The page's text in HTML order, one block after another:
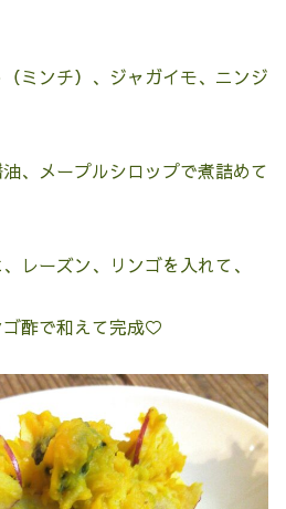
ミンチ）、ジャガイモ、ニンジ
、メープルシロップで煮詰めて
レーズン、リンゴを入れて、
ゴ酢で和えて完成♡